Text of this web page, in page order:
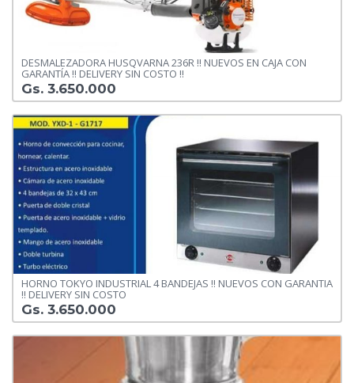
DESMALEZADORA HUSQVARNA 236R !! NUEVOS EN CAJA CON
GARANTÍA !! DELIVERY SIN COSTO !!
Gs. 3.650.000
HORNO TOKYO INDUSTRIAL 4 BANDEJAS !! NUEVOS CON GARANTIA
!! DELIVERY SIN COSTO
Gs. 3.650.000